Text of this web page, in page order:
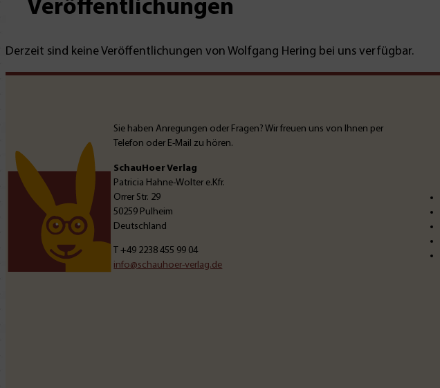
Veröffentlichungen
Derzeit sind keine Veröffentlichungen von Wolfgang Hering bei uns verfügbar.
Sie haben Anregungen oder Fragen? Wir freuen uns von Ihnen per
Telefon oder E-Mail zu hören.
SchauHoer Verlag
Patricia Hahne-Wolter e.Kfr.
Orrer Str. 29
50259 Pulheim
Deutschland
T+49 2238 455 99 04
info@schauhoer-verlag.de